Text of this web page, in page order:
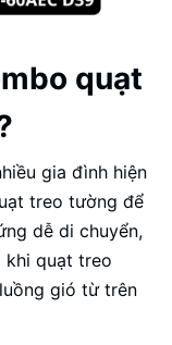
quạt
gia đình hiện
treo tường để
dễ di chuyển,
khi quạt treo
gió từ trên